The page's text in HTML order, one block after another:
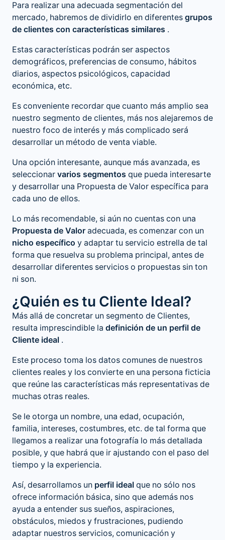
Para realizar una adecuada segmentación del
mercado, habremos de dividirlo en diferentes grupos
de clientes con características similares .
Estas características podrán ser aspectos
demográficos, preferencias de consumo, hábitos
diarios, aspectos psicológicos, capacidad
económica, etc.
Es conveniente recordar que cuanto más amplio sea
nuestro segmento de clientes, más nos alejaremos de
nuestro foco de interés y más complicado será
desarrollar un método de venta viable.
Una opción interesante, aunque más avanzada, es
seleccionar varios segmentos que pueda interesarte
y desarrollar una Propuesta de Valor específica para
cada uno de ellos.
Lo más recomendable, si aún no cuentas con una
Propuesta de Valor adecuada, es comenzar con un
nicho específico y adaptar tu servicio estrella de tal
forma que resuelva su problema principal, antes de
desarrollar diferentes servicios o propuestas sin ton
ni son.
¿Quién es tu Cliente Ideal?
Más allá de concretar un segmento de Clientes,
resulta imprescindible la definición de un perfil de
Cliente ideal .
Este proceso toma los datos comunes de nuestros
clientes reales y los convierte en una persona ficticia
que reúne las características más representativas de
muchas otras reales.
Se le otorga un nombre, una edad, ocupación,
familia, intereses, costumbres, etc. de tal forma que
llegamos a realizar una fotografía lo más detallada
posible, y que habrá que ir ajustando con el paso del
tiempo y la experiencia.
Así, desarrollamos un perfil ideal que no sólo nos
ofrece información básica, sino que además nos
ayuda a entender sus sueños, aspiraciones,
obstáculos, miedos y frustraciones, pudiendo
adaptar nuestros servicios, comunicación y